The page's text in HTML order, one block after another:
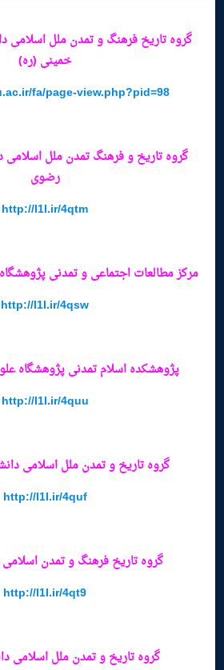
گروه تاریخ فرهنگ و تمدن ملل اسلامی
خمینی (ره)
fa/page-view.php?pid=98
گروه تاریخ و فرهنگ تمدن ملل اسلامی
رضوی
http://l1l.ir/4qtm
مرکز مطالعات اجتماعی و تمدنی
http://l1l.ir/4qsw
پژوهشکده اسلام تمدنی پژوهشگاه
http://l1l.ir/4quu
گروه تاریخ و تمدن ملل اسلامی
http://l1l.ir/4quf
گروه تاریخ فرهنگ و تمدن اسلامی
http://l1l.ir/4qt9
گروه تاریخ و تمدن ملل اسلامی